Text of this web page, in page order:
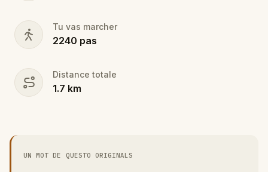
Tu vas marcher
2240 pas
Distance totale
1.7 km
UN MOT DE QUESTO ORIGINALS